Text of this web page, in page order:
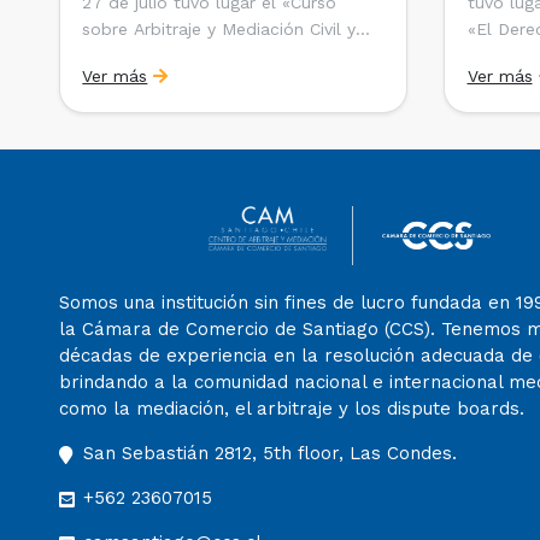
sobre Arbitraje y Mediación Civil y
dirigido a estudiantes, egresados y
abogados de Chile, Ecuador y Perú
Ver más
«El
editado
Ver más
Somos una institución sin fines de lucro fundada en
la Cámara de Comercio de Santiago (CCS). Tenemos
décadas de experiencia en la resolución adecuada de
brindando a la comunidad nacional e internacional
como la mediación, el arbitraje y los dispute boards.
San Sebastián 2812, 5th floor, Las Condes.
+562 23607015